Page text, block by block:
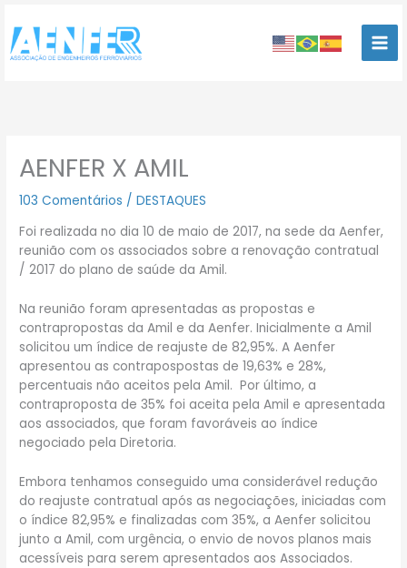
para
conteúdo
AENFER X AMIL
103 Comentários /DESTAQUES
Foi realizada no dia 10 de maio de 2017, na sede da Aenfer,
reunião com os associados sobre a renovação contratual
/ 2017 do plano de saúde da Amil.
Na reunião foram apresentadas as propostas e
contrapropostas da Amil e da Aenfer. Inicialmente a Amil
solicitou um índice de reajuste de 82,95%. A Aenfer
apresentou as contrapospostas de 19,63% e 28%,
percentuais não aceitos pela Amil. Por último, a
contraproposta de 35% foi aceita pela Amil e apresentada
aos associados, que foram favoráveis ao índice
negociado pela Diretoria.
Embora tenhamos conseguido uma considerável redução
do reajuste contratual após as negociações, iniciadas com
o índice 82,95% e finalizadas com 35%, a Aenfer solicitou
junto a Amil, com urgência, o envio de novos planos mais
acessíveis para serem apresentados aos Associados.